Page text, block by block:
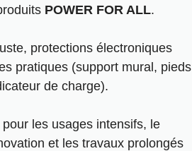
POWER FOR ALL.
protections électroniques
pratiques (support mural, pieds
de charge).
les usages intensifs, le
et les travaux prolongés